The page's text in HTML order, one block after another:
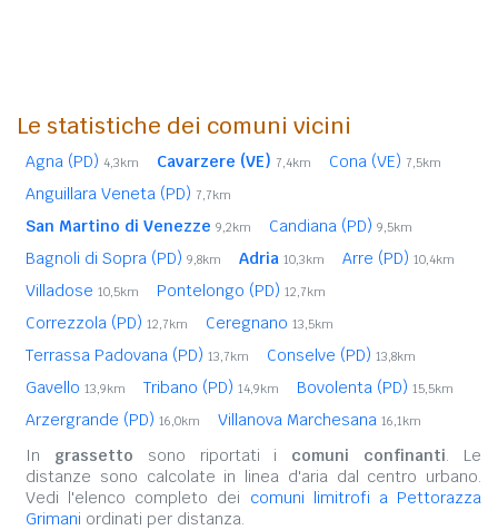
Le statistiche dei comuni vicini
Agna (PD) 4,3km Cavarzere (VE) 7,4km Cona (VE) 7,5km
Anguillara Veneta (PD) 7,7km
San Martino di Venezze 9,2km Candiana (PD) 9,5km
Bagnoli di Sopra (PD) 9,8km Adria 10,3km Arre (PD) 10,4km
Villadose 10,5km Pontelongo (PD) 12,7km
Correzzola (PD) 12,7km Ceregnano 13,5km
Terrassa Padovana (PD) 13,7km Conselve (PD) 13,8km
Gavello 13,9km Tribano (PD) 14,9km Bovolenta (PD) 15,5km
Arzergrande (PD) 16,0km Villanova Marchesana 16,1km
In grassetto sono riportati i comuni confinanti. Le
distanze sono calcolate in linea d'aria dal centro urbano.
Vedi l'elenco completo dei comuni limitrofi a Pettorazza
Grimani ordinati per distanza.